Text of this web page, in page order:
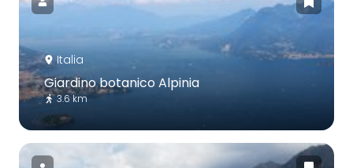
Italia
Giardino botanico Alpinia
3.6 km